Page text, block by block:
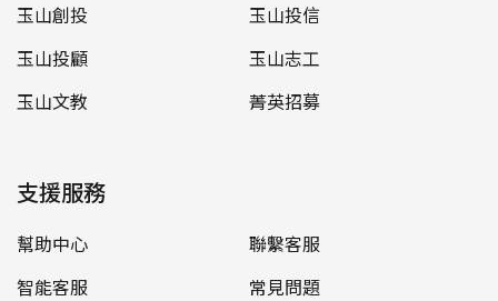
玉山創投
玉山投信
玉山投顧
玉山志工
玉山文教
菁英招募
支援服務
幫助中心
聯繫客服
智能客服
常見問題